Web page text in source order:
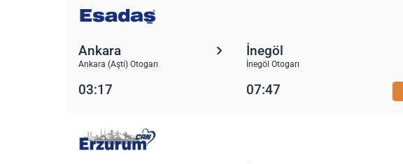
Ankara
Ankara (Aşti) Otogarı
İnegöl
İnegöl Otogarı
03:17 07:47